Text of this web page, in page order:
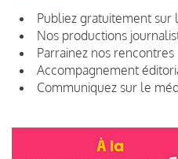
Publiez gratuitement sur
Nos productions
Parrainez nos rencontres
Accompagnement
Communiquez sur le